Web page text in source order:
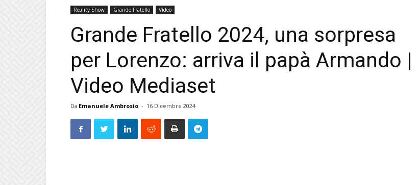
TV
Reality Show Grande Fratello Video
Grande Fratello 2024, una sorpresa
per Lorenzo: arriva il papà Armando |
Video Mediaset
Da Emanuele Ambrosio - 16 Dicembre 2024